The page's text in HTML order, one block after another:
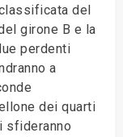
del
girone B e la
perdenti
a
dei quarti
sfideranno